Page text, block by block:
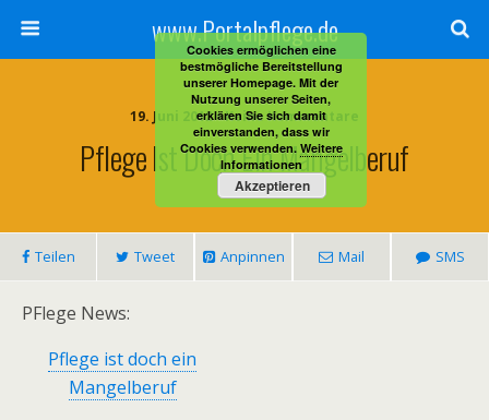
www.Portalpflege.de
19. Juni 2012 • Keine Kommentare
Pflege Ist Doch Ein Mangelberuf
Teilen Tweet Anpinnen Mail SMS
PFlege News:
Pflege ist doch ein
Mangelberuf
Cookies ermöglichen eine
bestmögliche Bereitstellung
unserer Homepage. Mit der
Nutzung unserer Seiten,
erklären Sie sich damit
einverstanden, dass wir
Cookies verwenden. Weitere
Informationen
Akzeptieren